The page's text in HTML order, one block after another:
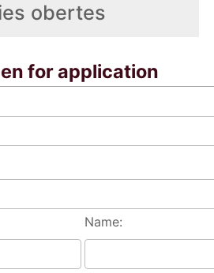
obertes
for application
Name: